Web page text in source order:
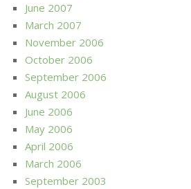
June 2007
March 2007
November 2006
October 2006
September 2006
August 2006
June 2006
May 2006
April 2006
March 2006
September 2003